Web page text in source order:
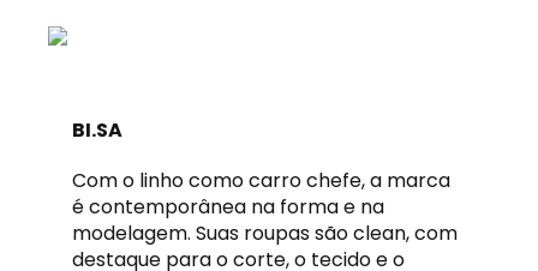
BI.SA
Com o linho como carro chefe, a marca
é contemporânea na forma e na
modelagem. Suas roupas são clean, com
destaque para o corte, o tecido e o